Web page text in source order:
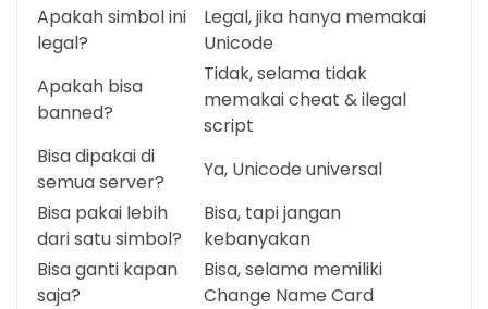
Apakah simbol ini
legal?
Legal, jika hanya memakai
Unicode
Apakah bisa
banned?
Tidak, selama tidak
memakai cheat & ilegal
script
Bisa dipakai di
semua server?
Ya, Unicode universal
Bisa pakai lebih
dari satu simbol?
Bisa, tapi jangan
kebanyakan
Bisa ganti kapan
saja?
Bisa, selama memiliki
Change Name Card